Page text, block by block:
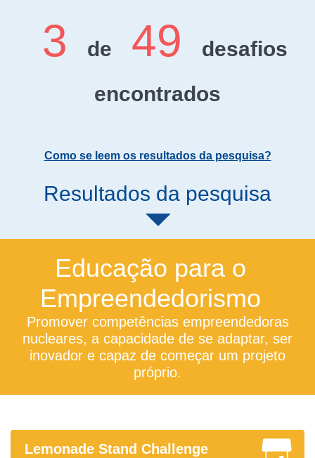
3 de 49
desafios
encontrados
Como se leem os resultados da pesquisa?
Resultados da pesquisa
Educação para o
Empreendedorismo
Promover competências empreendedoras
nucleares, a capacidade de se adaptar, ser
inovador e capaz de começar um projeto
próprio.
Lemonade Stand Challenge